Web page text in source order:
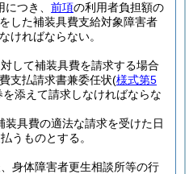
つき、 前項の利用者負担額の
した補装具費支給対象障害者
ければならない。
して補装具費を請求する場合
支払請求書兼委任状(様式第5
添えて請求しなければならな
具費の適法な請求を受けた日
うものとする。
身体障害者更生相談所等の行